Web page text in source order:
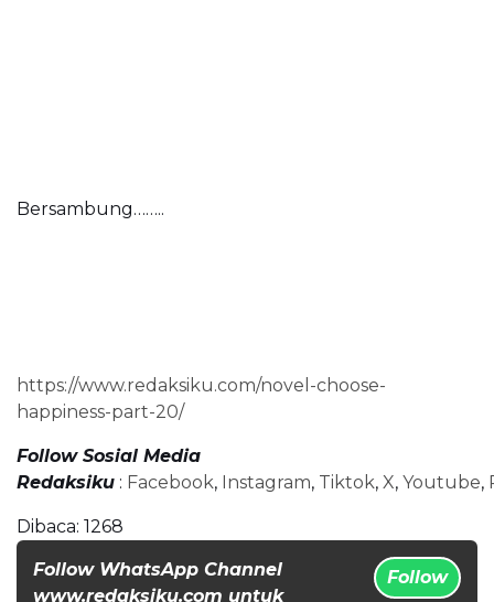
Bersambung……..
https://www.redaksiku.com/novel-choose-
happiness-part-20/
Follow Sosial Media
Redaksiku : Facebook, Instagram, Tiktok, X, Youtube,
Dibaca: 1268
Follow WhatsApp Channel
www.redaksiku.com untuk
Follow